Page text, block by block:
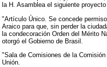
la H. Asamblea el siguiente
"Artículo Único. Se concede
Araico para que, sin perder la
la condecoración Orden del Mérito
otorgó el Gobierno de Brasil.
"Sala de Comisiones de la
Unión.